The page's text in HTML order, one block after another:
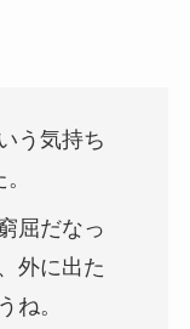
う気持ち
屈だなっ
外に出た
ね。